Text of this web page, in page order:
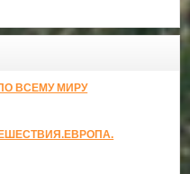
ВСЕМУ МИРУ